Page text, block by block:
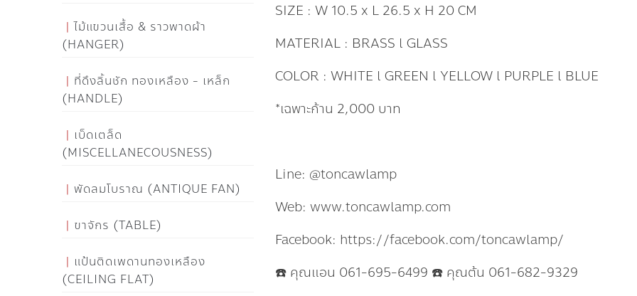
SIZE : W 10.5 x L 26.5 x H 20 CM
MATERIAL : BRASS l GLASS
COLOR : WHITE l GREEN l YELLOW l PURPLE l BLUE
*เฉพาะก้าน 2,000 บาท
Line: @toncawlamp
Web: www.toncawlamp.com
Facebook: https://facebook.com/toncawlamp/
☎️ คุณแอน 061-695-6499 ☎️ คุณต้น 061-682-9329
ไม้แขวนเสื้อ & ราวพาดผ้า
(HANGER)
ที่ดึงลิ้นชัก ทองเหลือง - เหล็ก
(HANDLE)
เบ็ดเตล็ด
(MISCELLANECOUSNESS)
พัดลมโบราณ (ANTIQUE FAN)
ขาจักร (TABLE)
แป้นติดเพดานทองเหลือง
(CEILING FLAT)